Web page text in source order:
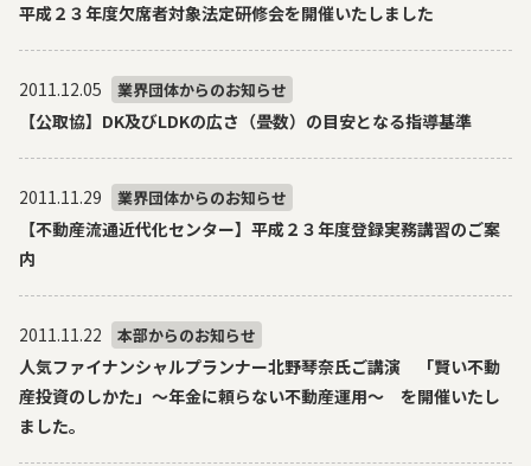
平成２３年度欠席者対象法定研修会を開催いたしました
2011.12.05 業界団体からのお知らせ
【公取協】DK及びLDKの広さ（畳数）の目安となる指導基準
2011.11.29 業界団体からのお知らせ
【不動産流通近代化センター】平成２３年度登録実務講習のご案
内
2011.11.22 本部からのお知らせ
人気ファイナンシャルプランナー北野琴奈氏ご講演 「賢い不動
産投資のしかた」～年金に頼らない不動産運用～ を開催いたし
ました。